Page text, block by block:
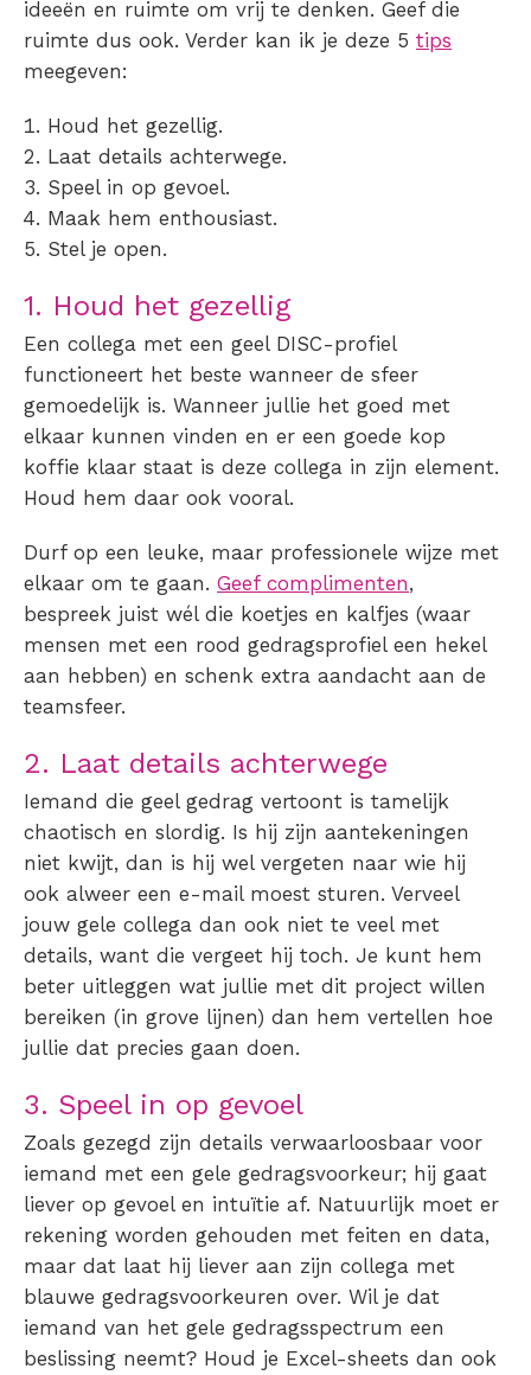
ideeën en ruimte om vrij te denken. Geef die
ruimte dus ook. Verder kan ik je deze 5 tips
meegeven:
Houd het gezellig.
Laat details achterwege.
Speel in op gevoel.
Maak hem enthousiast.
Stel je open.
1. Houd het gezellig
Een collega met een geel DISC-profiel
functioneert het beste wanneer de sfeer
gemoedelijk is. Wanneer jullie het goed met
elkaar kunnen vinden en er een goede kop
koffie klaar staat is deze collega in zijn element.
Houd hem daar ook vooral.
Durf op een leuke, maar professionele wijze met
elkaar om te gaan. Geef complimenten,
bespreek juist wél die koetjes en kalfjes (waar
mensen met een rood gedragsprofiel een hekel
aan hebben) en schenk extra aandacht aan de
teamsfeer.
2. Laat details achterwege
Iemand die geel gedrag vertoont is tamelijk
chaotisch en slordig. Is hij zijn aantekeningen
niet kwijt, dan is hij wel vergeten naar wie hij
ook alweer een e-mail moest sturen. Verveel
jouw gele collega dan ook niet te veel met
details, want die vergeet hij toch. Je kunt hem
beter uitleggen wat jullie met dit project willen
bereiken (in grove lijnen) dan hem vertellen hoe
jullie dat precies gaan doen.
3. Speel in op gevoel
Zoals gezegd zijn details verwaarloosbaar voor
iemand met een gele gedragsvoorkeur; hij gaat
liever op gevoel en intuïtie af. Natuurlijk moet er
rekening worden gehouden met feiten en data,
maar dat laat hij liever aan zijn collega met
blauwe gedragsvoorkeuren over. Wil je dat
iemand van het gele gedragsspectrum een
beslissing neemt? Houd je Excel-sheets dan ook